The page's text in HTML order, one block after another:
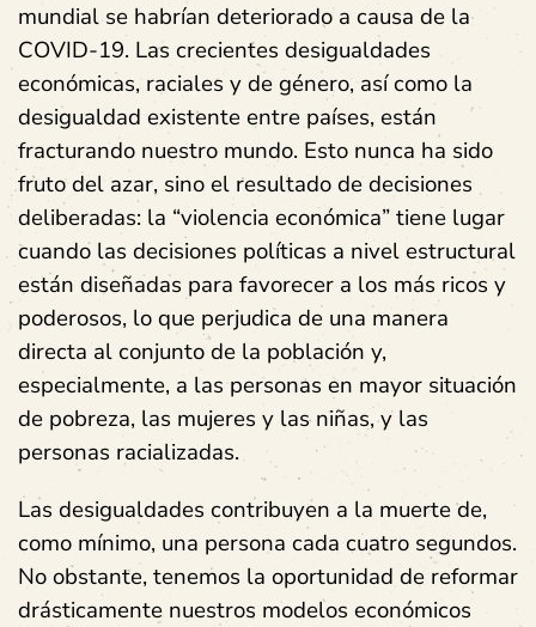
mundial se habrían deteriorado a causa de la
COVID-19. Las crecientes desigualdades
económicas, raciales y de género, así como la
desigualdad existente entre países, están
fracturando nuestro mundo. Esto nunca ha sido
fruto del azar, sino el resultado de decisiones
deliberadas: la “violencia económica” tiene lugar
cuando las decisiones políticas a nivel estructural
están diseñadas para favorecer a los más ricos y
poderosos, lo que perjudica de una manera
directa al conjunto de la población y,
especialmente, a las personas en mayor situación
de pobreza, las mujeres y las niñas, y las
personas racializadas.
Las desigualdades contribuyen a la muerte de,
como mínimo, una persona cada cuatro segundos.
No obstante, tenemos la oportunidad de reformar
drásticamente nuestros modelos económicos